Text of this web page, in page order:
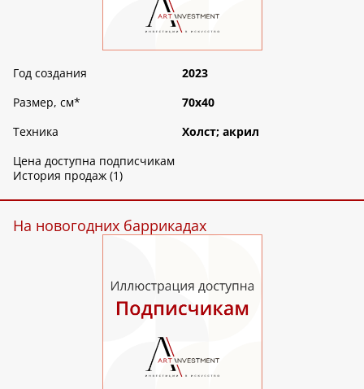
Год создания
2023
Размер, см*
70х40
Техника
Холст; акрил
Цена доступна подписчикам
История продаж (1)
На новогодних баррикадах